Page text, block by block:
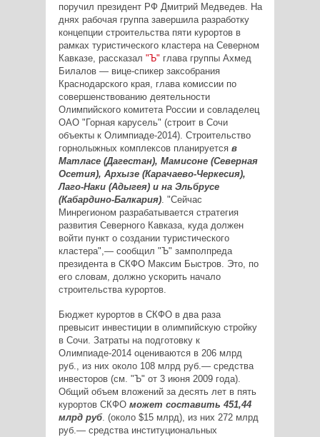
поручил президент РФ Дмитрий Медведев. На
днях рабочая группа завершила разработку
концепции строительства пяти курортов в
рамках туристического кластера на Северном
Кавказе, рассказал "Ъ" глава группы Ахмед
Билалов — вице-спикер заксобрания
Краснодарского края, глава комиссии по
совершенствованию деятельности
Олимпийского комитета России и совладелец
ОАО "Горная карусель" (строит в Сочи
объекты к Олимпиаде-2014). Строительство
горнолыжных комплексов планируется в
Матласе (Дагестан), Мамисоне (Северная
Осетия), Архызе (Карачаево-Черкесия),
Лаго-Наки (Адыгея) и на Эльбрусе
(Кабардино-Балкария). "Сейчас
Минрегионом разрабатывается стратегия
развития Северного Кавказа, куда должен
войти пункт о создании туристического
кластера",— сообщил "Ъ" замполпреда
президента в СКФО Максим Быстров. Это, по
его словам, должно ускорить начало
строительства курортов.
Бюджет курортов в СКФО в два раза
превысит инвестиции в олимпийскую стройку
в Сочи. Затраты на подготовку к
Олимпиаде-2014 оцениваются в 206 млрд
руб., из них около 108 млрд руб.— средства
инвесторов (см. "Ъ" от 3 июня 2009 года).
Общий объем вложений за десять лет в пять
курортов СКФО может составить 451,44
млрд руб. (около $15 млрд), из них 272 млрд
руб.— средства институциональных